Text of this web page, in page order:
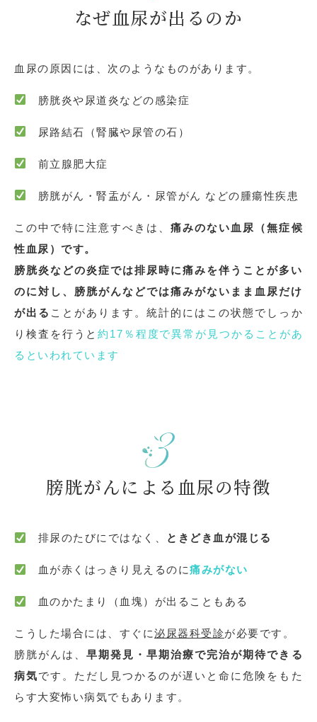
なぜ血尿が出るのか
血尿の原因には、次のようなものがあります。
膀胱炎や尿道炎などの感染症
尿路結石（腎臓や尿管の石）
前立腺肥大症
膀胱がん・腎盂がん・尿管がん などの腫瘍性疾患
この中で特に注意すべきは、痛みのない血尿（無症候
性血尿）です。
膀胱炎などの炎症では排尿時に痛みを伴うことが多い
のに対し、膀胱がんなどでは痛みがないまま血尿だけ
が出る ことがあります。統計的にはこの状態でしっか
り検査を行うと約17％程度で異常が見つかることがあ
るといわれています
膀胱がんによる血尿の特徴
排尿のたびにではなく、 ときどき血が混じる
血が赤くはっきり見えるのに痛みがない
血のかたまり（血塊）が出ることもある
こうした場合には、すぐに泌尿器科受診が必要です。
膀胱がんは、早期発見・早期治療で完治が期待できる
病気です。ただし見つかるのが遅いと命に危険をもた
らす大変怖い病気でもあります。